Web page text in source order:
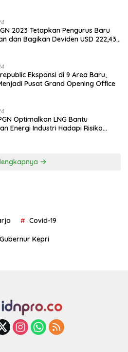
2023 Tetapkan Pengurus Baru
dan Bagikan Deviden USD 222,43
Ekspansi di 9 Area Baru,
Pusat Grand Opening Office
Optimalkan LNG Bantu
Energi Industri Hadapi Risiko
Covid-19
Gubernur Kepri